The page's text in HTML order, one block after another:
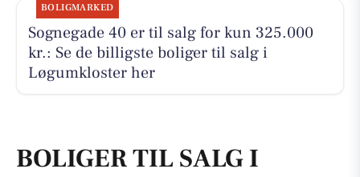
BOLIGMARKED
Sognegade 40 er til salg for kun 325.000
kr.: Se de billigste boliger til salg i
Løgumkloster her
BOLIGER TIL SALG I